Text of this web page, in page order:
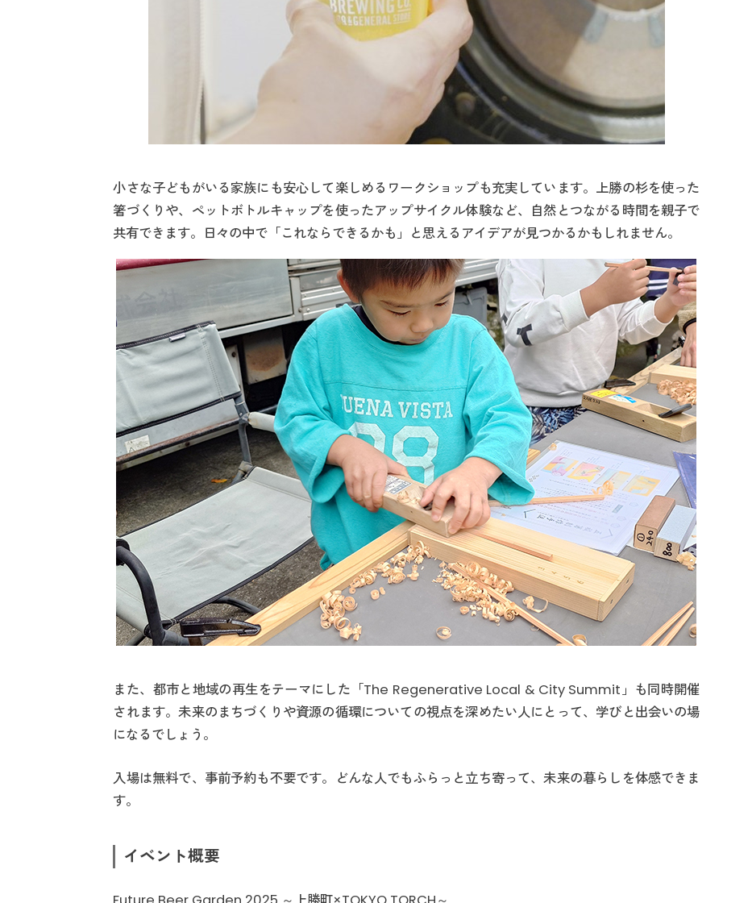
小さな子どもがいる家族にも安心して楽しめるワークショップも充実しています。上勝の杉を使った
箸づくりや、ペットボトルキャップを使ったアップサイクル体験など、自然とつながる時間を親子で
共有できます。日々の中で「これならできるかも」と思えるアイデアが見つかるかもしれません。
また、都市と地域の再生をテーマにした「The Regenerative Local & City Summit」も同時開催
されます。未来のまちづくりや資源の循環についての視点を深めたい人にとって、学びと出会いの場
になるでしょう。
入場は無料で、事前予約も不要です。どんな人でもふらっと立ち寄って、未来の暮らしを体感できま
す。
イベント概要